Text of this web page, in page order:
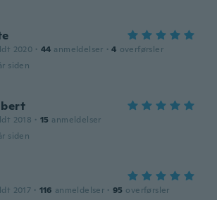
2020 · 44 anmeldelser · 4 overførsler
siden
2018 · 15 anmeldelser
siden
2017 · 116 anmeldelser · 95 overførsler